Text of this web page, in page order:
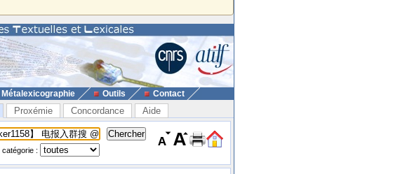
Métalexicographie Outils Contact
Proxémie Concordance Aide
catégorie :